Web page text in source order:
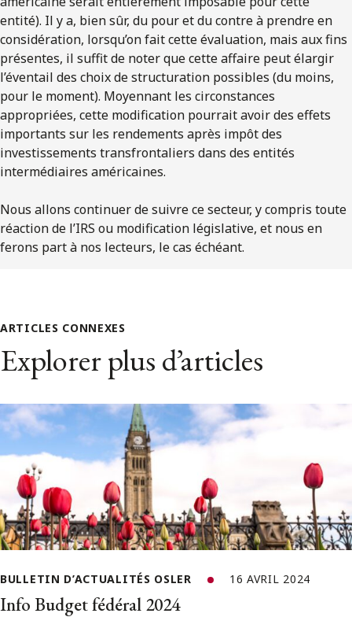
entité). Il y a, bien sûr, du pour et du contre à prendre en
considération, lorsqu’on fait cette évaluation, mais aux fins
présentes, il suffit de noter que cette affaire peut élargir
l’éventail des choix de structuration possibles (du moins,
pour le moment). Moyennant les circonstances
appropriées, cette modification pourrait avoir des effets
importants sur les rendements après impôt des
investissements transfrontaliers dans des entités
intermédiaires américaines.
Nous allons continuer de suivre ce secteur, y compris toute
réaction de l’IRS ou modification législative, et nous en
ferons part à nos lecteurs, le cas échéant.
ARTICLES CONNEXES
Explorer plus d’articles
BULLETIN D’ACTUALITÉS OSLER 16 AVRIL 2024
Info Budget fédéral 2024